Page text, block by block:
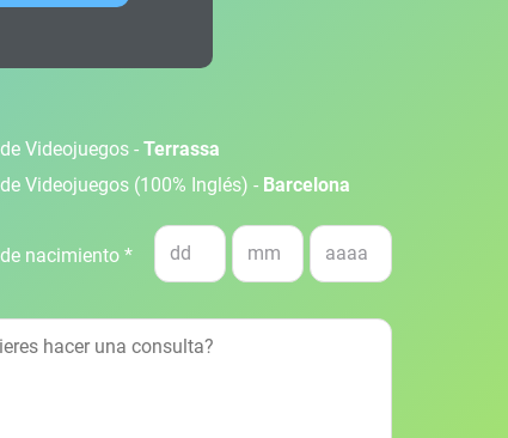
Videojuegos - Terrassa
Videojuegos (100% Inglés) - Barcelona
nacimiento *